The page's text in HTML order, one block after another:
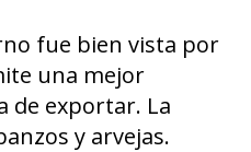
fue bien vista por
una mejor
de exportar. La
y arvejas.